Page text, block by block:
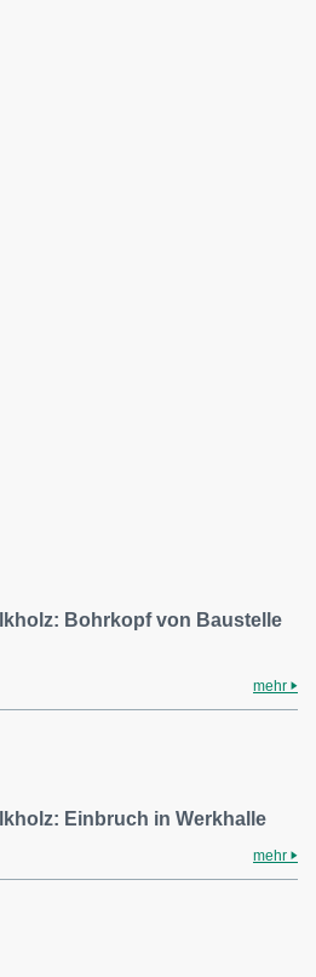
Bohrkopf von Baustelle
mehr
Einbruch in Werkhalle
mehr